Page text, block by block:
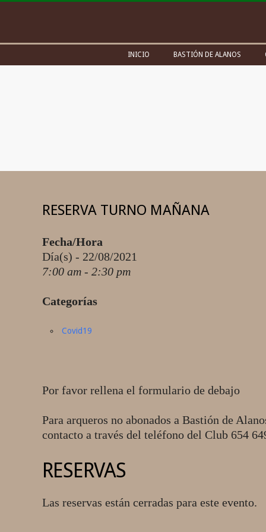
Navigation
INICIO BASTIÓN DE ALANOS
RESERVA TURNO MAÑANA
Fecha/Hora
Día(s) - 22/08/2021
7:00 am - 2:30 pm
Categorías
Covid19
Por favor rellena el formulario de debajo
Para arqueros no abonados a Bastión de
contacto a través del teléfono del Club 654
RESERVAS
Las reservas están cerradas para este evento.